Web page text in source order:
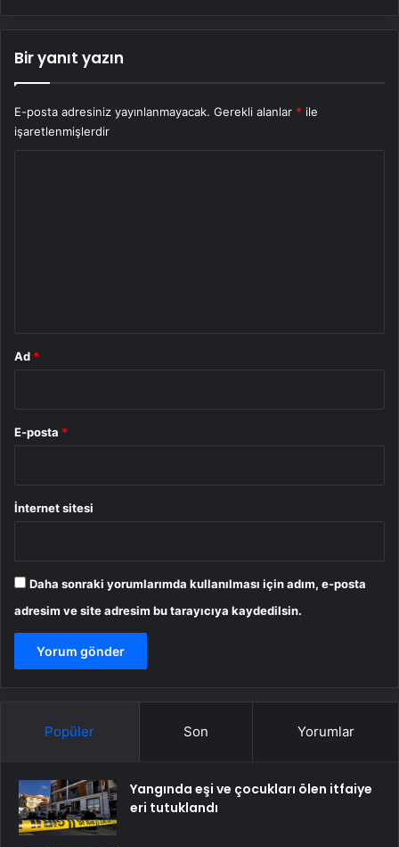
Bir yanıt yazın
E-posta adresiniz yayınlanmayacak. Gerekli alanlar * ile
işaretlenmişlerdir
Ad *
E-posta *
İnternet sitesi
Daha sonraki yorumlarımda kullanılması için adım, e-posta
adresim ve site adresim bu tarayıcıya kaydedilsin.
Popüler Son Yorumlar
Yangında eşi ve çocukları ölen itfaiye
eri tutuklandı